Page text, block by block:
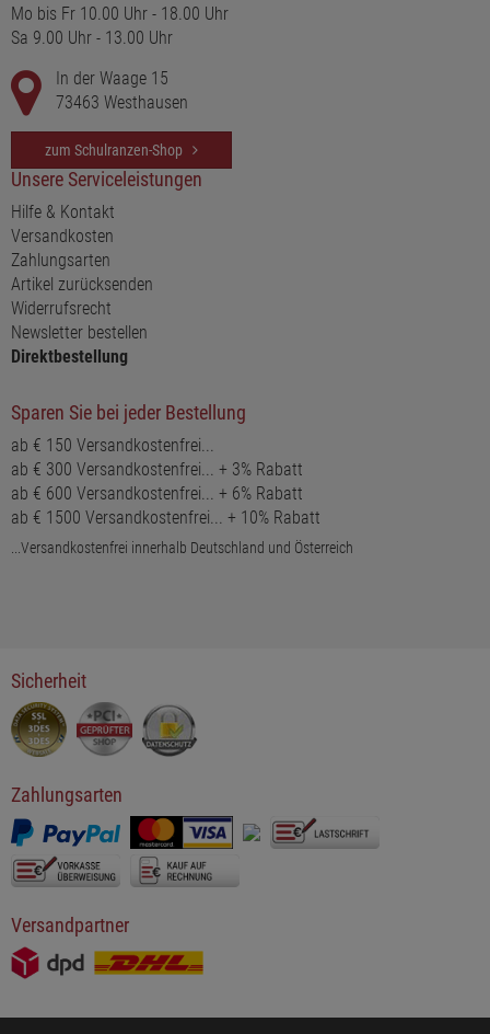
Mo bis Fr 10.00 Uhr - 18.00 Uhr
Sa 9.00 Uhr - 13.00 Uhr
In der Waage 15
73463 Westhausen
zum Schulranzen-Shop
Unsere Serviceleistungen
Hilfe & Kontakt
Versandkosten
Zahlungsarten
Artikel zurücksenden
Widerrufsrecht
Newsletter bestellen
Direktbestellung
Sparen Sie bei jeder Bestellung
ab € 150 Versandkostenfrei...
ab € 300 Versandkostenfrei... + 3% Rabatt
ab € 600 Versandkostenfrei... + 6% Rabatt
ab € 1500 Versandkostenfrei... + 10% Rabatt
...Versandkostenfrei innerhalb Deutschland und Österreich
Sicherheit
Zahlungsarten
Versandpartner